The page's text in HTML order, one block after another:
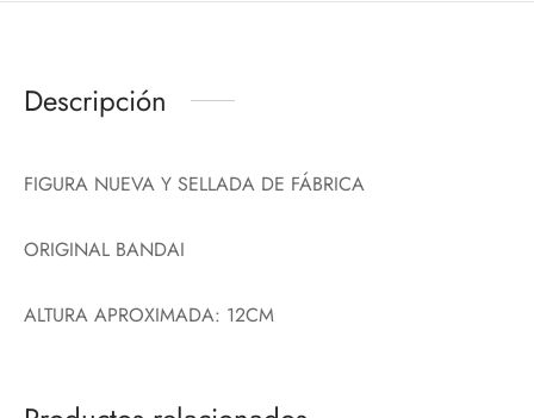
Descripción
FIGURA NUEVA Y SELLADA DE FÁBRICA
ORIGINAL BANDAI
ALTURA APROXIMADA: 12CM